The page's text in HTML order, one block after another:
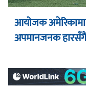
आयोजक
अपमानजनक हारसँगै